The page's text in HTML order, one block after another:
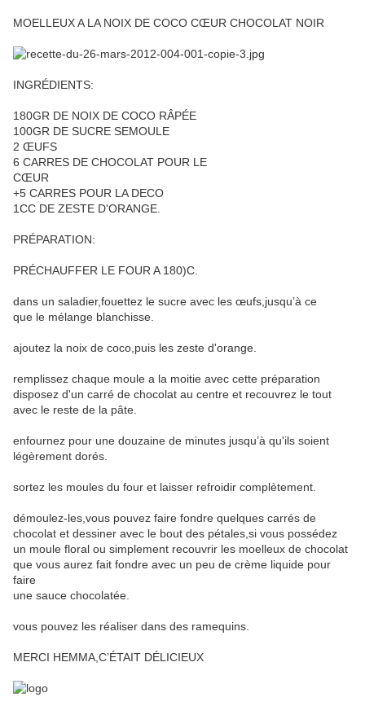
MOELLEUX A LA NOIX DE COCO CŒUR CHOCOLAT NOIR
INGRÉDIENTS:
180GR DE NOIX DE COCO RÂPÉE
100GR DE SUCRE SEMOULE
2 ŒUFS
6 CARRES DE CHOCOLAT POUR LE
CŒUR
+5 CARRES POUR LA DECO
1CC DE ZESTE D'ORANGE.
PRÉPARATION:
PRÉCHAUFFER LE FOUR A 180)C.
dans un saladier,fouettez le sucre avec les œufs,jusqu’à ce
que le mélange blanchisse.
ajoutez la noix de coco,puis les zeste d'orange.
remplissez chaque moule a la moitie avec cette préparation
disposez d'un carré de chocolat au centre et recouvrez le tout
avec le reste de la pâte.
enfournez pour une douzaine de minutes jusqu’à qu'ils soient
légèrement dorés.
sortez les moules du four et laisser refroidir complètement.
démoulez-les,vous pouvez faire fondre quelques carrés de
chocolat et dessiner avec le bout des pétales,si vous possédez
un moule floral ou simplement recouvrir les moelleux de chocolat
que vous aurez fait fondre avec un peu de crème liquide pour
faire
une sauce chocolatée.
vous pouvez les réaliser dans des ramequins.
MERCI HEMMA,C’ÉTAIT DÉLICIEUX